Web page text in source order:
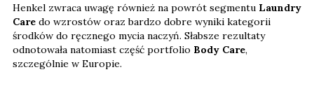
Henkel zwraca uwagę również na powrót segmentu Laundry
Care do wzrostów oraz bardzo dobre wyniki kategorii
środków do ręcznego mycia naczyń. Słabsze rezultaty
odnotowała natomiast część portfolio Body Care,
szczególnie w Europie.